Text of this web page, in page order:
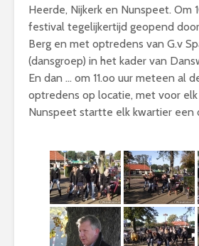
Heerde, Nijkerk en Nunspeet. Om
festival tegelijkertijd geopend
Berg en met optredens van G.v
(dansgroep) in het kader van
En dan … om 11.oo uur meteen al
optredens op locatie, met voor
Nunspeet startte elk kwartier een